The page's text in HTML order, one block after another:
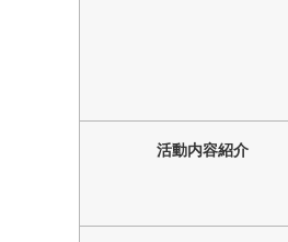
活動内容紹介